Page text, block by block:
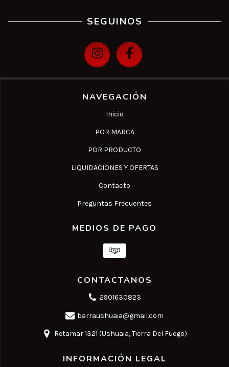
SEGUINOS
NAVEGACIÓN
Inicio
POR MARCA
POR PRODUCTO
LIQUIDACIONES Y OFERTAS
Contacto
Preguntas Frecuentes
MEDIOS DE PAGO
CONTACTANOS
2901630823
barraushuaia@gmail.com
Retamar 1321 (Ushuaia, Tierra Del Fuego)
INFORMACIÓN LEGAL